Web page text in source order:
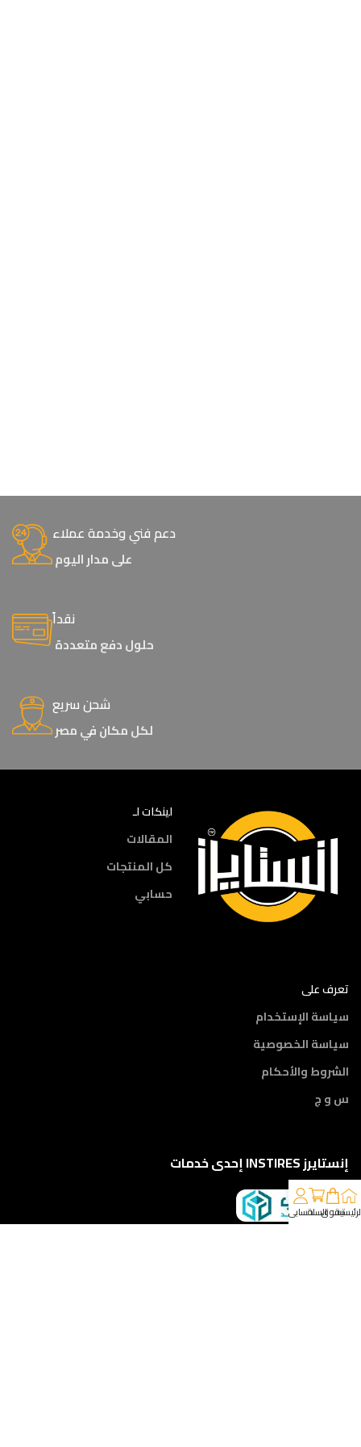
دعم فني وخدمة عملاء
على مدار اليوم
نقداً
حلول دفع متعددة
شحن سريع
لكل مكان في مصر
لينكات لـ
المقالات
كل المنتجات
حسابي
تعرف على
سياسة الإستخدام
سياسة الخصوصية
الشروط والأحكام
س و ج
إنستايرز INSTIRES إحدى خدمات
تسوقالسلةحسابي